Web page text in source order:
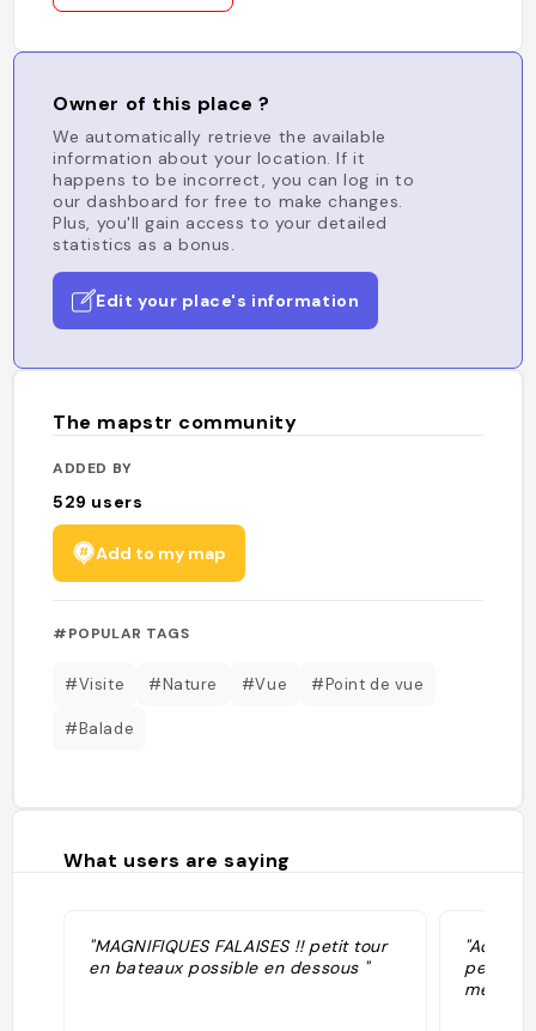
Owner of this place ?
We automatically retrieve the available
information about your location. If it
happens to be incorrect, you can log in to
our dashboard for free to make changes.
Plus, you'll gain access to your detailed
statistics as a bonus.
Edit your place's information
The mapstr community
ADDED BY
529 users
Add to my map
#POPULAR TAGS
#Visite #Nature #Vue #Point de vue
#Balade
What users are saying
"MAGNIFIQUES FALAISES !! petit tour
en bateaux possible en dessous "
per
més